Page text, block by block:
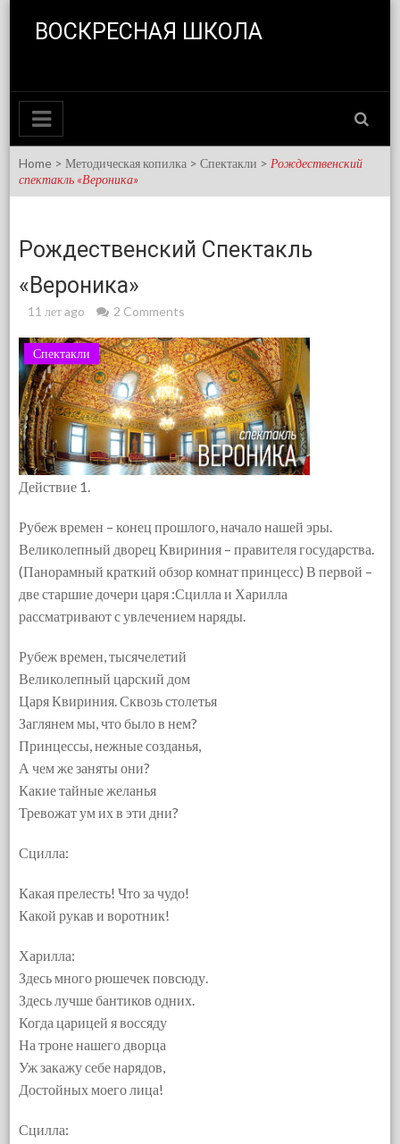
ВОСКРЕСНАЯ ШКОЛА
Home >Методическая копилка >Спектакли > Рождественский
спектакль «Вероника»
Рождественский Спектакль
«Вероника»
11 лет ago 2 Comments
Спектакли
Действие 1.
Рубеж времен – конец прошлого, начало нашей эры.
Великолепный дворец Квириния – правителя государства.
(Панорамный краткий обзор комнат принцесс) В первой –
две старшие дочери царя :Сцилла и Харилла
рассматривают с увлечением наряды.
Рубеж времен, тысячелетий
Великолепный царский дом
Царя Квириния. Сквозь столетья
Заглянем мы, что было в нем?
Принцессы, нежные созданья,
А чем же заняты они?
Какие тайные желанья
Тревожат ум их в эти дни?
Сцилла:
Какая прелесть! Что за чудо!
Какой рукав и воротник!
Харилла:
Здесь много рюшечек повсюду.
Здесь лучше бантиков одних.
Когда царицей я воссяду
На троне нашего дворца
Уж закажу себе нарядов,
Достойных моего лица!
Сцилла: